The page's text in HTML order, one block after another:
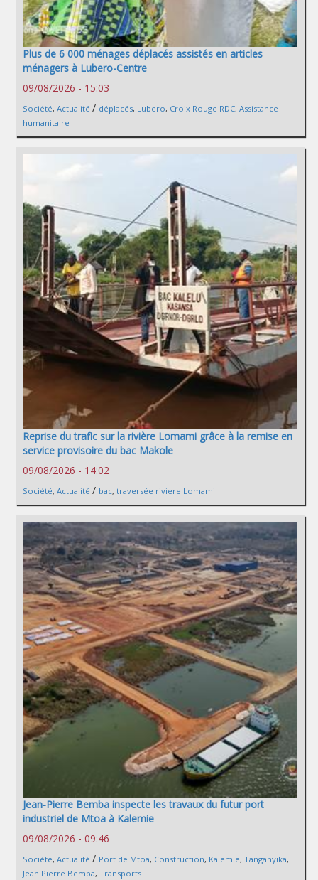
Plus de 6 000 ménages déplacés assistés en articles
ménagers à Lubero-Centre
09/08/2026 - 15:03
Société, Actualité / déplacés, Lubero, Croix Rouge RDC, Assistance
humanitaire
Reprise du trafic sur la rivière Lomami grâce à la remise en
service provisoire du bac Makole
09/08/2026 - 14:02
Société, Actualité / bac, traversée riviere Lomami
Jean-Pierre Bemba inspecte les travaux du futur port
industriel de Mtoa à Kalemie
09/08/2026 - 09:46
Société, Actualité / Port de Mtoa, Construction, Kalemie, Tanganyika,
Jean Pierre Bemba, Transports